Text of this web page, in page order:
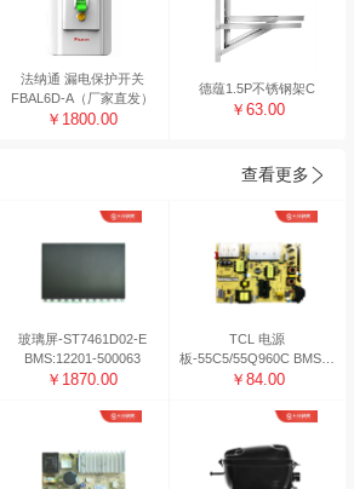
法纳通 漏电保护开关
FBAL6D-A（厂家直发）
￥1800.00
德蕴1.5P不锈钢架C
￥63.00
查看更多
玻璃屏-ST7461D02-E
BMS:12201-500063
￥1870.00
TCL 电源
板-55C5/55Q960C BMS系
统编码：08-L171H34-
发货 非工作日发货时间顺
￥84.00